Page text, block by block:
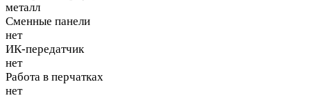
металл
Сменные панели
нет
ИК-передатчик
нет
Работа в перчатках
нет